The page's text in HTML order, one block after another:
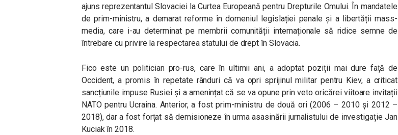
ajuns reprezentantul Slovaciei la Curtea Europeană pentru Drepturile Omului. În mandatele
de prim-ministru, a demarat reforme în domeniul legislației penale și a libertății mass-
media, care i-au determinat pe membrii comunității internaționale să ridice semne de
întrebare cu privire la respectarea statului de drept în Slovacia.
Fico este un politician pro-rus, care în ultimii ani, a adoptat poziții mai dure față de
Occident, a promis în repetate rânduri că va opri sprijinul militar pentru Kiev, a criticat
sancțiunile impuse Rusiei și a amenințat că se va opune prin veto oricărei viitoare invitații
NATO pentru Ucraina. Anterior, a fost prim-ministru de două ori (2006 – 2010 și 2012 –
2018), dar a fost forțat să demisioneze în urma asasinării jurnalistului de investigație Jan
Kuciak în 2018.